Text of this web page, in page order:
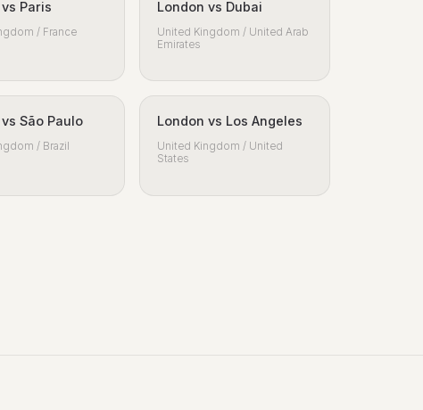
Paris
/ France
London vs Dubai
United Kingdom / United Arab
Emirates
São Paulo
/ Brazil
London vs Los Angeles
United Kingdom / United
States